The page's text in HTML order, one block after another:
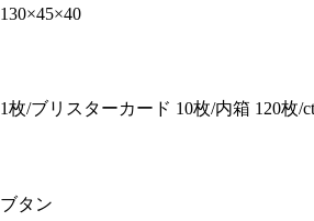
130×45×40
1枚/ブリスターカード 10枚/内箱 120枚/
ブタン